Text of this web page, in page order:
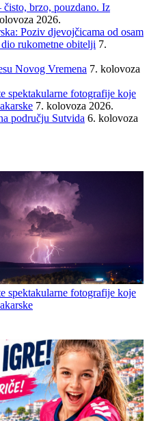
brzo, pouzdano. Iz
2026.
Poziv djevojčicama od osam
rukometne obitelji 7.
Novog Vremena 7. kolovoza
spektakularne fotografije koje
7. kolovoza 2026.
području Sutvida 6. kolovoza
spektakularne fotografije koje